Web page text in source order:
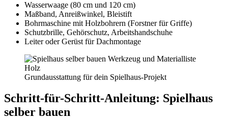
Wasserwaage (80 cm und 120 cm)
Maßband, Anreißwinkel, Bleistift
Bohrmaschine mit Holzbohrern (Forstner für Griffe)
Schutzbrille, Gehörschutz, Arbeitshandschuhe
Leiter oder Gerüst für Dachmontage
Grundausstattung für dein Spielhaus-Projekt
Schritt-für-Schritt-Anleitung: Spielhaus
selber bauen